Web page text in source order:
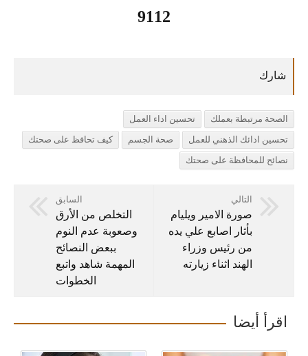
9112
الصحة مرتبطة بعملك
تحسين اداء العمل
تحسين ادائك الذهني للعمل
صحة الجسم
كيف تحافظ على صحتك
نصائح للمحافظة على صحتك
التالي
صورة الامير ويليام
بأثار اصابع علي يده
من رئيس وزراء
الهند اثناء زيارته
السابق
التخلص من الأرق
وصعوبة عدم النوم
ببعض النصائح
المهمة شاهد واتبع
الخطوات
اقرأ أيضا